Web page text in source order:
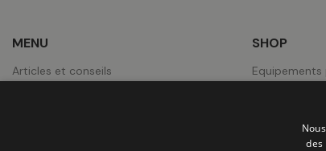
MENU
Articles et conseils
SHOP
des